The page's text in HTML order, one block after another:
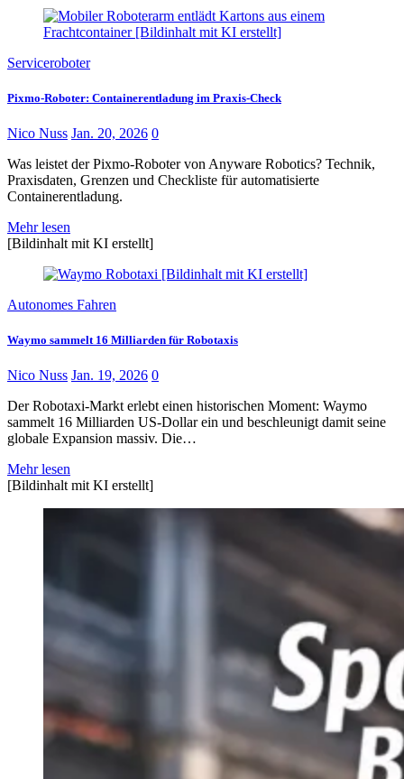
Serviceroboter
Pixmo-Roboter: Containerentladung im Praxis-Check
Nico Nuss Jan. 20, 2026 0
Was leistet der Pixmo-Roboter von Anyware Robotics? Technik,
Praxisdaten, Grenzen und Checkliste für automatisierte
Containerentladung.
Mehr lesen
[Bildinhalt mit KI erstellt]
Autonomes Fahren
Waymo sammelt 16 Milliarden für Robotaxis
Nico Nuss Jan. 19, 2026 0
Der Robotaxi-Markt erlebt einen historischen Moment: Waymo
sammelt 16 Milliarden US-Dollar ein und beschleunigt damit seine
globale Expansion massiv. Die…
Mehr lesen
[Bildinhalt mit KI erstellt]